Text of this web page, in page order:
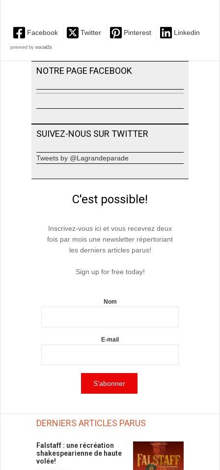
Facebook Twitter Pinterest Linkedin
powered by social2s
NOTRE PAGE FACEBOOK
SUIVEZ-NOUS SUR TWITTER
Tweets by @Lagrandeparade
C'est possible!
Inscrivez-vous ici et vous recevrez deux
fois par mois une newsletter répertoriant
les derniers articles parus!
Sign up for free today!
Nom
E-mail
DERNIERS ARTICLES PARUS
Falstaff : une récréation
shakespearienne de haute
volée!